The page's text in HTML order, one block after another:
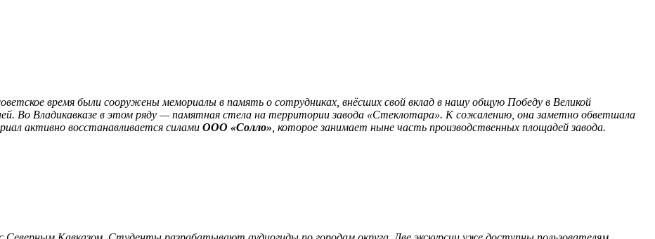
время были сооружены мемориалы в память о сотрудниках, внёсших свой вклад в нашу общую Победу в Великой
Во Владикавказе в этом ряду — памятная стела на территории завода «Стеклотара». К сожалению, она заметно обветшала
активно восстанавливается силами ООО «Солло» , которое занимает ныне часть производственных площадей завода.